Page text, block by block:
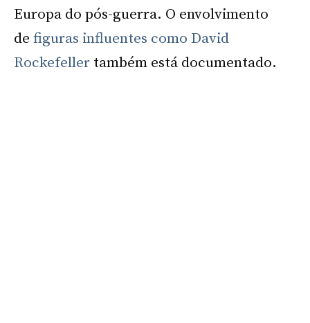
Europa do pós-guerra. O envolvimento
de figuras influentes como David
Rockefeller também está documentado.